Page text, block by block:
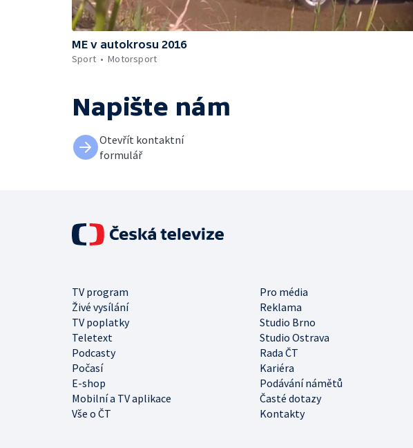
ME v autokrosu 2016
Sport
Motorsport
Napište nám
Otevřít kontaktní
formulář
TV program
Pro média
Živé vysílání
Reklama
TV poplatky
Studio Brno
Teletext
Studio Ostrava
Podcasty
Rada ČT
Počasí
Kariéra
E-shop
Podávání námětů
Mobilní a TV aplikace
Časté dotazy
Vše o ČT
Kontakty